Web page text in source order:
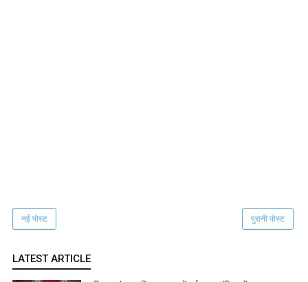
नई पोस्ट पुरानी पोस्ट
LATEST ARTICLE